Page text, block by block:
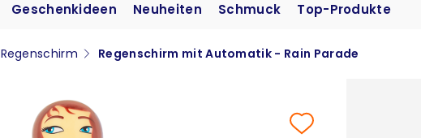
Geschenkideen Neuheiten Schmuck Top-Produkte
Regenschirm Regenschirm mit Automatik - Rain Parade